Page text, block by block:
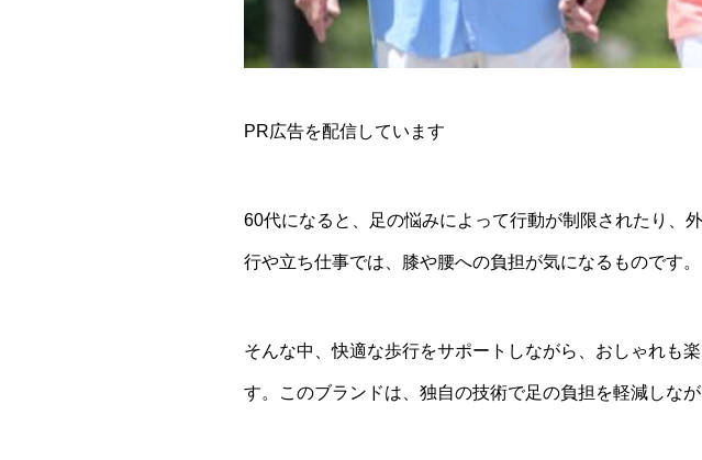
PR広告を配信しています
60代になると、足の悩みによって行動が制限されたり、
行や立ち仕事では、膝や腰への負担が気になるものです。
そんな中、快適な歩行をサポートしながら、おしゃれも
す。このブランドは、独自の技術で足の負担を軽減しな